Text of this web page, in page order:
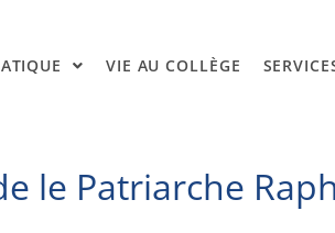
VIE AU COLLÈGE
le Patriarche